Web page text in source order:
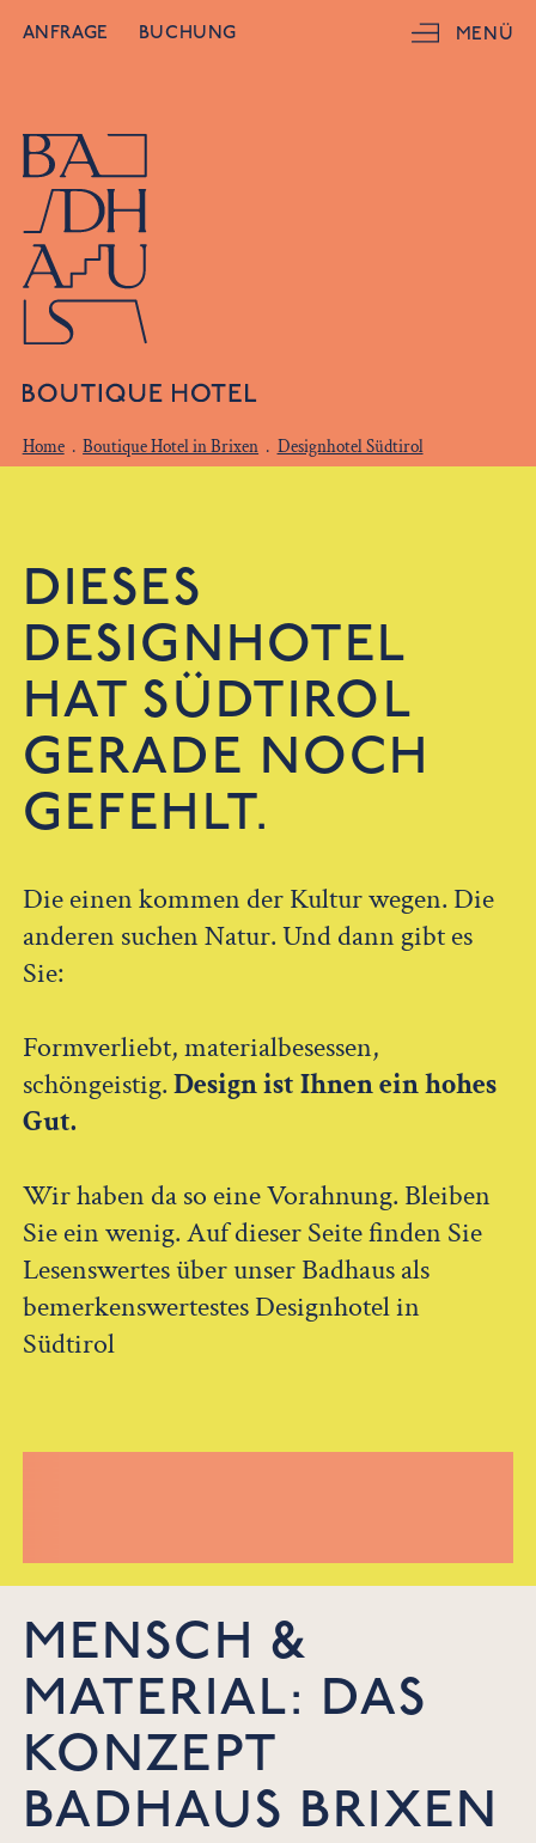
ANFRAGE BUCHUNG MENÜ
Home . Boutique Hotel in Brixen . Designhotel Südtirol
DIESES
DESIGNHOTEL
HAT SÜDTIROL
GERADE NOCH
GEFEHLT.
Die einen kommen der Kultur wegen. Die
anderen suchen Natur. Und dann gibt es
Sie:
Formverliebt, materialbesessen,
schöngeistig. Design ist Ihnen ein hohes
Gut.
Wir haben da so eine Vorahnung. Bleiben
Sie ein wenig. Auf dieser Seite finden Sie
Lesenswertes über unser Badhaus als
bemerkenswertestes Designhotel in
Südtirol
MENSCH &
MATERIAL: DAS
KONZEPT
BADHAUS BRIXEN